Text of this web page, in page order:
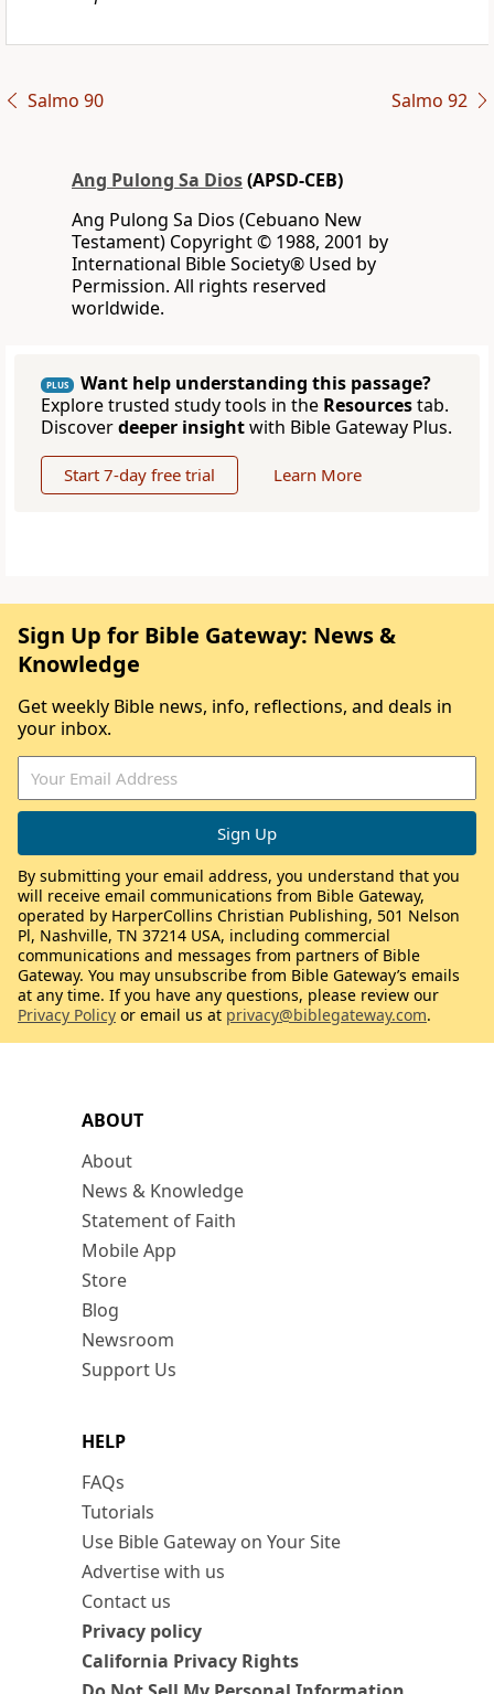
Salmo 90 Salmo 92
Ang Pulong Sa Dios(APSD-CEB)
Ang Pulong Sa Dios (Cebuano New
Testament) Copyright © 1988, 2001 by
International Bible Society® Used by
Permission. All rights reserved
worldwide.
PLUS
Want help understanding this passage?
Explore trusted study tools in the Resourcestab.
Discoverdeeper insightwith Bible Gateway Plus.
Start 7-day free trial Learn More
ABOUT
About
News & Knowledge
Statement of Faith
Mobile App
Store
Blog
Newsroom
Support Us
HELP
FAQs
Tutorials
Use Bible Gateway on Your Site
Advertise with us
Contact us
Privacy policy
California Privacy Rights
Sign Up for Bible Gateway: News &
Knowledge
Get weekly Bible news, info, reflections, and deals in
your inbox.
By submitting your email address, you understand that you
will receive email communications from Bible Gateway,
operated by HarperCollins Christian Publishing, 501 Nelson
Pl, Nashville, TN 37214 USA, including commercial
communications and messages from partners of Bible
Gateway. You may unsubscribe from Bible Gateway’s emails
at any time. If you have any questions, please review our
Privacy Policy or email us at privacy@biblegateway.com.